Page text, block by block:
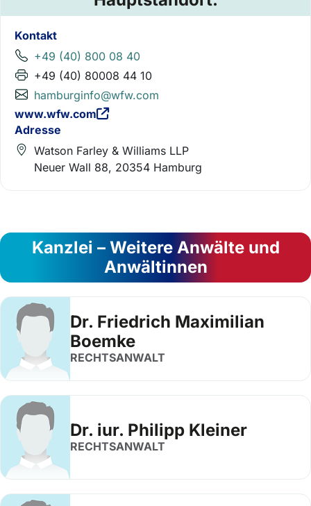
Kontakt
+49 (40) 800 08 40
+49 (40) 80008 44 10
hamburginfo@wfw.com
www.wfw.com
Adresse
Watson Farley & Williams LLP
Neuer Wall 88, 20354 Hamburg
Kanzlei – Weitere Anwälte und
Anwältinnen
Dr. Friedrich Maximilian
Boemke
RECHTSANWALT
Dr. iur. Philipp Kleiner
RECHTSANWALT